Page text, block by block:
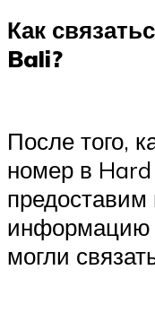
Как
Bali?
После того,
номер в
предоставим
информацию
могли